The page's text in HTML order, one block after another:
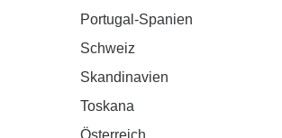
Portugal-Spanien
Schweiz
Skandinavien
Toskana